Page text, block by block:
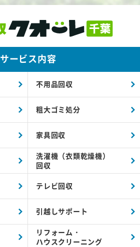
サービス内容
不用品回収
粗大ゴミ処分
家具回収
洗濯機（衣類乾燥機）
回収
テレビ回収
引越しサポート
リフォーム・
ハウスクリーニング